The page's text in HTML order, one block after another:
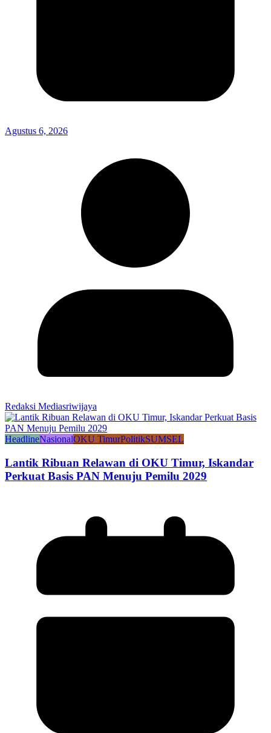
Agustus 6, 2026
Redaksi Mediasriwijaya
HeadlineNasionalOKU TimurPolitikSUMSEL
Lantik Ribuan Relawan di OKU Timur, Iskandar
Perkuat Basis PAN Menuju Pemilu 2029